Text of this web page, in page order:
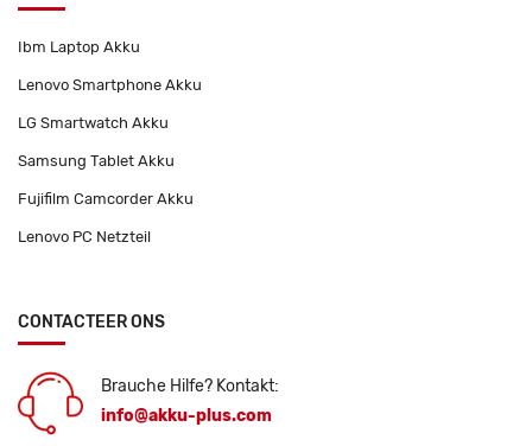
Ibm Laptop Akku
Lenovo Smartphone Akku
LG Smartwatch Akku
Samsung Tablet Akku
Fujifilm Camcorder Akku
Lenovo PC Netzteil
CONTACTEER ONS
Brauche Hilfe? Kontakt:
info@akku-plus.com